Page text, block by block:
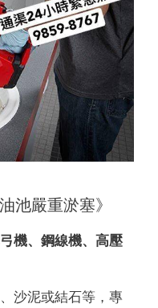
池嚴重淤塞》
機、鋼線機、高壓
沙泥或結石等，專